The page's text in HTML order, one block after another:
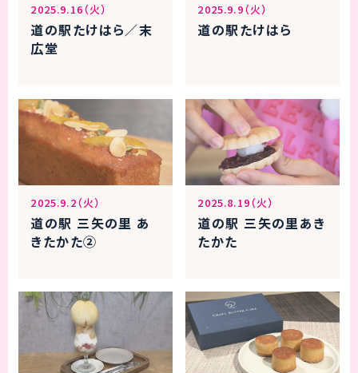
2025.9.16（火）
道の駅たけはら／末
広堂
2025.9.9（火）
道の駅たけはら
2025.9.2（火）
道の駅 三矢の里 あ
きたかた②
2025.8.19（火）
道の駅 三矢の里あき
たかた